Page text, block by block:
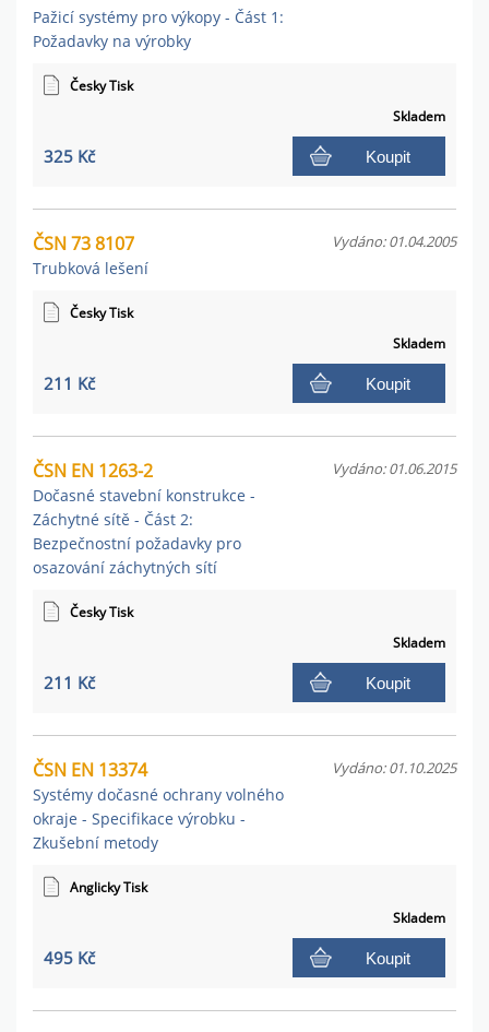
Pažicí systémy pro výkopy - Část 1:
Požadavky na výrobky
Česky Tisk
Skladem
325 Kč Koupit
ČSN 73 8107
Trubková lešení
Vydáno: 01.04.2005
Česky Tisk
Skladem
211 Kč Koupit
ČSN EN 1263-2
Dočasné stavební konstrukce -
Záchytné sítě - Část 2:
Bezpečnostní požadavky pro
osazování záchytných sítí
Vydáno: 01.06.2015
Česky Tisk
Skladem
211 Kč Koupit
ČSN EN 13374
Systémy dočasné ochrany volného
okraje - Specifikace výrobku -
Zkušební metody
Vydáno: 01.10.2025
Anglicky Tisk
Skladem
495 Kč Koupit